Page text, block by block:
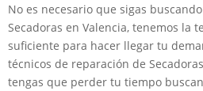
No es necesario que sigas
Secadoras en Valencia, tenemos la
suficiente para hacer llegar tu
técnicos de reparación de
tengas que perder tu tiempo